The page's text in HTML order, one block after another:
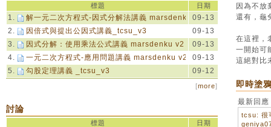
標題 日期
1. 解一元二次方程式-因式分解法講義 marsdenku v209-13
2.
因倍式與提出公因式講義_tcsu_v3
09-13
3.
因式分解：使用乘法公式講義 marsdenku v2
09-13
4.
一元二次方程式-應用問題講義 marsdenku v2
09-13
5.
勾股定理講義 _tcsu_v3 09-12
[more]
討論
標題 日期
因為不放
還有，龜
在這裡，
一開始可
這絕對比
即時塗
最新回應
tcsu: 很